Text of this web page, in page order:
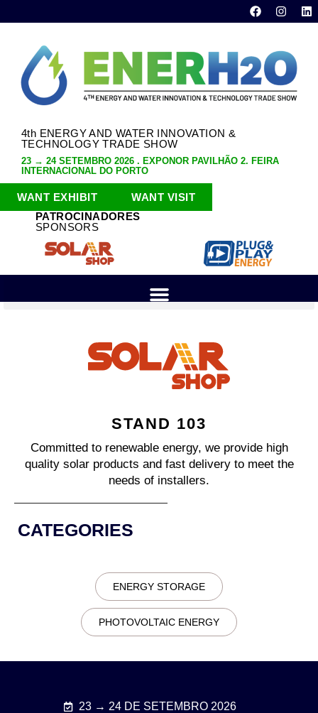
4th ENERGY AND WATER INNOVATION &
TECHNOLOGY TRADE SHOW
23 → 24 SETEMBRO 2026 . EXPONOR PAVILHÃO 2. FEIRA
INTERNACIONAL DO PORTO
WANT EXHIBIT
WANT VISIT
PATROCINADORES
SPONSORS
STAND 103
Committed to renewable energy, we provide high
quality solar products and fast delivery to meet the
needs of installers.
CATEGORIES
ENERGY STORAGE
PHOTOVOLTAIC ENERGY
23 → 24 DE SETEMBRO 2026